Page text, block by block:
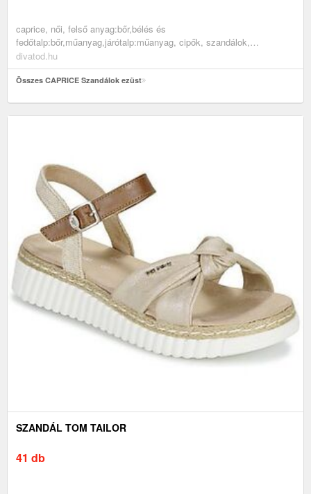
caprice, női, felső anyag:bőr,bélés és
fedőtalp:bőr,műanyag,járótalp:műanyag, cipők, szandálok,
magassarkú szandálok, cappuccinobarna, ezüst
divatod.hu
Összes CAPRICE Szandálok ezüst
SZANDÁL TOM TAILOR
41 db